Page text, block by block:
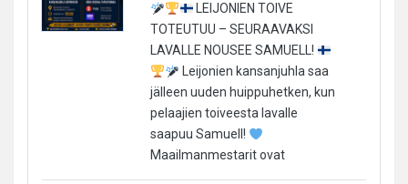
LEIJONIEN TOIVE
TOTEUTUU – SEURAAVAKSI
LAVALLE NOUSEE SAMUELL!
Leijonien kansanjuhla saa
jälleen uuden huippuhetken, kun
pelaajien toiveesta lavalle
saapuu Samuell!
Maailmanmestarit ovat